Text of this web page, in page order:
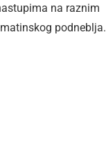
na raznim
podneblja.